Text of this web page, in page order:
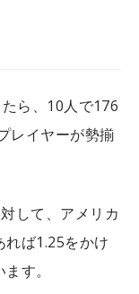
ら、10人で176
レイヤーが勢揃
して、アメリカ
れば1.25をかけ
す。